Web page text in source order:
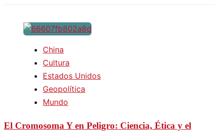
China
Cultura
Estados Unidos
Geopolítica
Mundo
El Cromosoma Y en Peligro: Ciencia, Ética y el